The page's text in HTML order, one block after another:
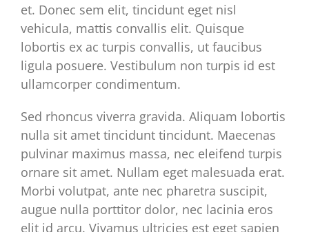
et. Donec sem elit, tincidunt eget nisl
vehicula, mattis convallis elit. Quisque
lobortis ex ac turpis convallis, ut faucibus
ligula posuere. Vestibulum non turpis id est
ullamcorper condimentum.
Sed rhoncus viverra gravida. Aliquam lobortis
nulla sit amet tincidunt tincidunt. Maecenas
pulvinar maximus massa, nec eleifend turpis
ornare sit amet. Nullam eget malesuada erat.
Morbi volutpat, ante nec pharetra suscipit,
augue nulla porttitor dolor, nec lacinia eros
elit id arcu. Vivamus ultricies est eget sapien